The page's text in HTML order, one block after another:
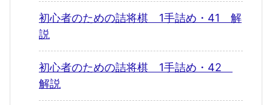
初心者のための詰将棋 1手詰め・41 解
説
初心者のための詰将棋 1手詰め・42
解説